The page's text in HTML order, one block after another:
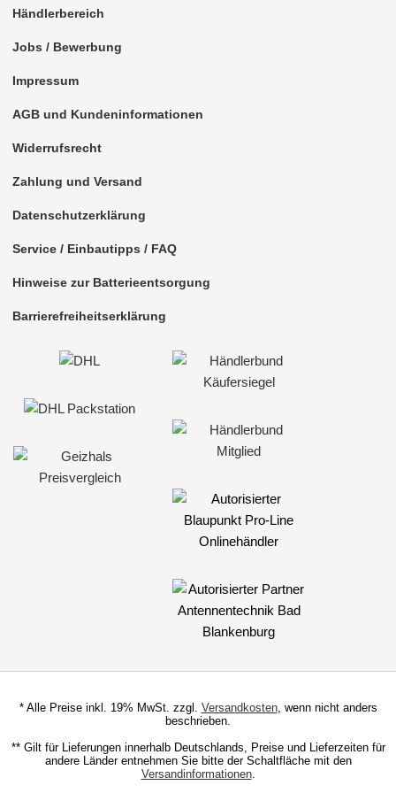
Händlerbereich
Jobs / Bewerbung
Impressum
AGB und Kundeninformationen
Widerrufsrecht
Zahlung und Versand
Datenschutzerklärung
Service / Einbautipps / FAQ
Hinweise zur Batterieentsorgung
Barrierefreiheitserklärung
* Alle Preise inkl. 19% MwSt. zzgl. Versandkosten, wenn nicht anders
beschrieben.
** Gilt für Lieferungen innerhalb Deutschlands, Preise und Lieferzeiten für
andere Länder entnehmen Sie bitte der Schaltfläche mit den
Versandinformationen.